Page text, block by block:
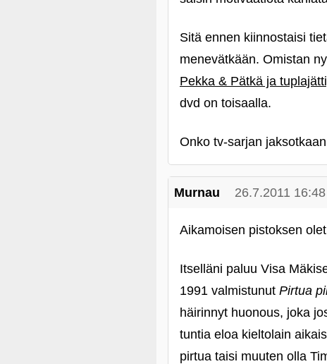
Sitä ennen kiinnostaisi
menevätkään. Omistan
Pekka & Pätkä ja
dvd on toisaalla.
Onko tv-sarjan
Murnau 26.7.2011 16:48
Aikamoisen pistoksen
Itselläni paluu Visa
1991 valmistunut Pirtua
häirinnyt huonous, joka
tuntia eloa kieltolain
pirtua taisi muuten olla